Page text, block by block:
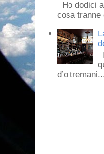
Ho dodici
cosa tranne
d’oltremani...